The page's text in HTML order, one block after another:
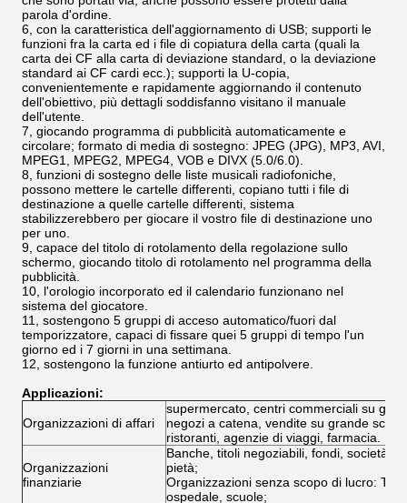
parola d'ordine.
6, con la caratteristica dell'aggiornamento di USB; supporti le
funzioni fra la carta ed i file di copiatura della carta (quali la
carta dei CF alla carta di deviazione standard, o la deviazione
standard ai CF cardi ecc.); supporti la U-copia,
convenientemente e rapidamente aggiornando il contenuto
dell'obiettivo, più dettagli soddisfanno visitano il manuale
dell'utente.
7, giocando programma di pubblicità automaticamente e
circolare; formato di media di sostegno: JPEG (JPG), MP3, AVI,
MPEG1, MPEG2, MPEG4, VOB e DIVX (5.0/6.0).
8, funzioni di sostegno delle liste musicali radiofoniche,
possono mettere le cartelle differenti, copiano tutti i file di
destinazione a quelle cartelle differenti, sistema
stabilizzerebbero per giocare il vostro file di destinazione uno
per uno.
9, capace del titolo di rotolamento della regolazione sullo
schermo, giocando titolo di rotolamento nel programma della
pubblicità.
10, l'orologio incorporato ed il calendario funzionano nel
sistema del giocatore.
11, sostengono 5 gruppi di acceso automatico/fuori dal
temporizzatore, capaci di fissare quei 5 gruppi di tempo l'un
giorno ed i 7 giorni in una settimana.
12, sostengono la funzione antiurto ed antipolvere.
Applicazioni:
Organizzazioni di affari
supermercato, centri commerciali su
negozi a catena, vendite su grande
ristoranti, agenzie di viaggi, farmacia.
Organizzazioni
finanziarie
Banche, titoli negoziabili, fondi, società
pietà;
Organizzazioni senza scopo di lucro:
ospedale, scuole;